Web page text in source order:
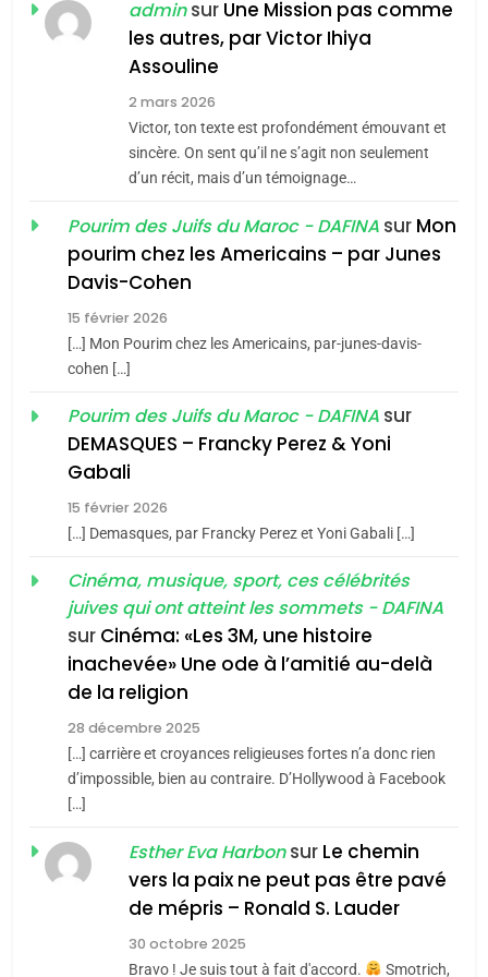
MA JUDAÏTE par Thérèse
Zrihen-Dvir
ISRAÉL JUDAISME
CE QUI NOUS MANQUE –
Jacques Hadida
JUDAISME
Maroc : Les amandes de
Tafraout, le miel de Tadla
du terroir
Oeil ravageur – Vanessa
De Loya Stauber
«Tu dis génocide, je dis
guerre»: La nouvelle
chanson de Boy George
ISRAÉL JUDAISME
Accords d’Isaac:
l’alliance pourrait
s’étendre à 13 pays
d’Amérique latine
ISRAÉL JUDAISME
adminsur Une Mission pas comme
les autres, par Victor Ihiya
Assouline
2 mars 2026
Victor, ton texte est profondément émouvant et
sincère. On sent qu’il ne s’agit non seulement
d’un récit, mais d’un témoignage…
Pourim des Juifs du Maroc - DAFINA sur Mon
pourim chez les Americains – par Junes
Davis-Cohen
15 février 2026
[…] Mon Pourim chez les Americains, par-junes-davis-
cohen […]
Pourim des Juifs du Maroc - DAFINA sur
DEMASQUES – Francky Perez & Yoni
Gabali
15 février 2026
[…] Demasques, par Francky Perez et Yoni Gabali […]
Cinéma, musique, sport, ces célébrités
juives qui ont atteint les sommets - DAFINA
sur Cinéma: «Les 3M, une histoire
inachevée» Une ode à l’amitié au-delà
de la religion
28 décembre 2025
[…] carrière et croyances religieuses fortes n’a donc rien
d’impossible, bien au contraire. D’Hollywood à Facebook
[…]
Esther Eva Harbonsur Le chemin
vers la paix ne peut pas être pavé
de mépris – Ronald S. Lauder
30 octobre 2025
Bravo ! Je suis tout à fait d'accord.
Smotrich,
meurtrière selon le rapport
l’antisémitisme
FIÈRE, DIGNE ET RÉSILIENTE :
POURQUOI JE REVENDIQUE
MA JUDAÏTE par Thérèse
Zrihen-Dvir
ISRAÉL
CE QUI NOUS MANQUE –
JUDAISME
Maroc : Les amandes de
Tafraout, le miel de Tadla